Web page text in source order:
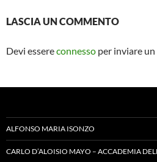
LASCIA UN COMMENTO
Devi essereconnesso per inviare
ALFONSO MARIA ISONZO
CARLO D’ALOISIO MAYO – ACCADEMIA